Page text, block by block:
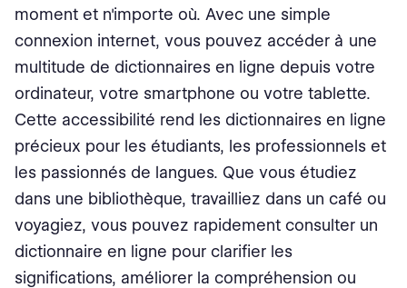
moment et n'importe où. Avec une simple
connexion internet, vous pouvez accéder à une
multitude de dictionnaires en ligne depuis votre
ordinateur, votre smartphone ou votre tablette.
Cette accessibilité rend les dictionnaires en ligne
précieux pour les étudiants, les professionnels et
les passionnés de langues. Que vous étudiez
dans une bibliothèque, travailliez dans un café ou
voyagiez, vous pouvez rapidement consulter un
dictionnaire en ligne pour clarifier les
significations, améliorer la compréhension ou